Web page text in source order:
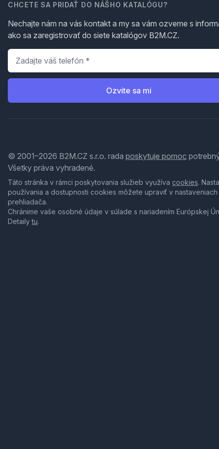
CHCETE SA PRIDAŤ DO NÁŠHO KATALÓGU?
Nechajte nám na vás kontakt a my sa vám ozveme s
ako sa zaregistrovať do siete katalógov B2M.CZ.
Telefón
Ozvite sa mi
© 2001–2026 B2M.CZ s.r.o. rada poskytuje pomoc
Všetky práva vyhradené.
Táto stránka v rámci poskytovania služieb využíva cookies.
používania a dostupnosti cookies môžete upraviť v nastaveniach
prehliadača.
Chránime vaše osobné údaje v súlade s nariadením Európskej
Detailytu.